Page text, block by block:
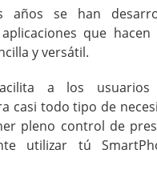
años se han
que
y versátil.
a los usuarios
casi todo tipo de
pleno control de
utilizar tú